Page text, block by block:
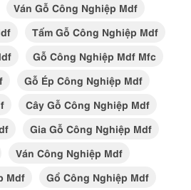
Ván Gỗ Công Nghiệp Mdf
Tấm Gỗ Công Nghiệp Mdf
Gỗ Công Nghiệp Mdf Mfc
Gỗ Ép Công Nghiệp Mdf
Cây Gỗ Công Nghiệp Mdf
Gia Gỗ Công Nghiệp Mdf
Ván Công Nghiệp Mdf
Mdf
Gổ Công Nghiệp Mdf